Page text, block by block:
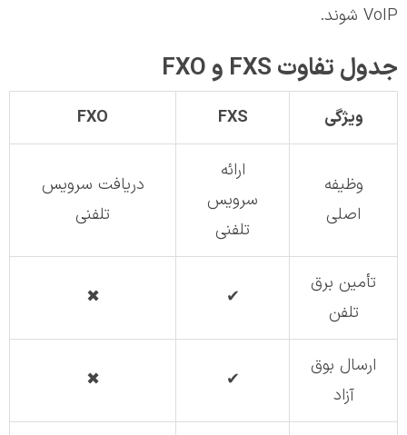
VoIP شوند.
جدول تفاوت FXS و FXO
ویژگی FXS
FXO
وظیفه
اصلی
ارائه
سرویس
تلفنی
دریافت سرویس
تلفنی
تأمین برق
تلفن
✔
✖
ارسال بوق
آزاد
✔
✖